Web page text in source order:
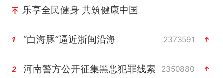
乐享全民健身 共筑健康中国
1 “白海豚”逼近浙闽沿海 2373591
2 河南警方公开征集黑恶犯罪线索 2350880